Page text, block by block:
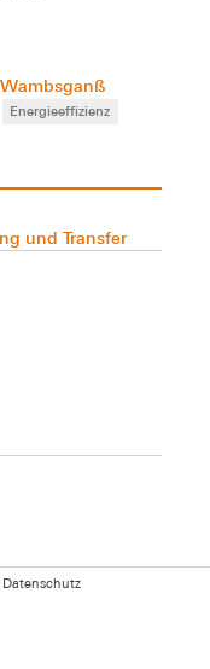
Energieeffizienz
und Transfer
Datenschutz